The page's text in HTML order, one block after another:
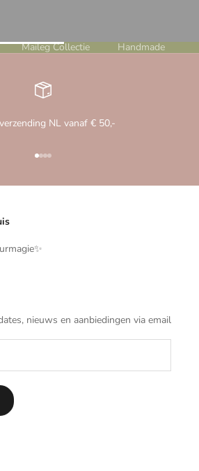
Maileg Collectie Handmade
NL vanaf € 50,-
Naar artikel 1
Naar artikel 2
Naar artikel 3
Naar artikel 4
nieuws en aanbiedingen via email